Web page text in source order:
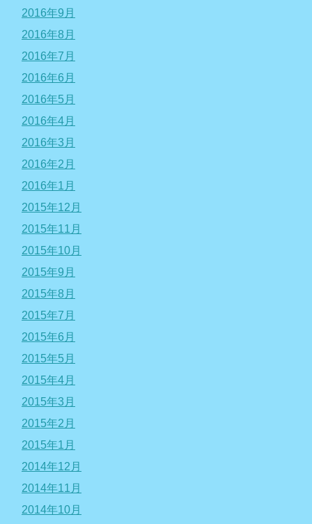
2016年9月
2016年8月
2016年7月
2016年6月
2016年5月
2016年4月
2016年3月
2016年2月
2016年1月
2015年12月
2015年11月
2015年10月
2015年9月
2015年8月
2015年7月
2015年6月
2015年5月
2015年4月
2015年3月
2015年2月
2015年1月
2014年12月
2014年11月
2014年10月